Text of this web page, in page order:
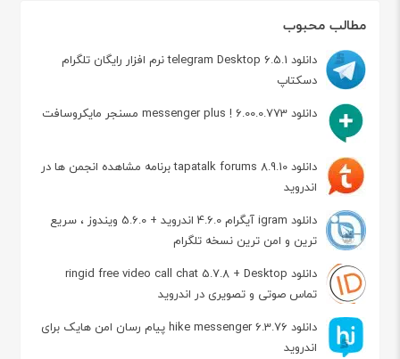
مطالب محبوب
دانلود telegram Desktop 6.5.1 نرم افزار رایگان تلگرام
دسکتاپ
دانلود messenger plus ! 6.00.0.773 مسنجر مایکروسافت
دانلود tapatalk forums 8.9.10 برنامه مشاهده انجمن ها در
اندروید
دانلود igram آیگرام 4.6.0 اندروید + 5.6.0 ویندوز ، سریع
ترین و امن ترین نسخه تلگرام
دانلود ringid free video call chat 5.7.8 + Desktop
تماس صوتی و تصویری در اندروید
دانلود hike messenger 6.3.76 پیام‌ رسان‌ امن هایک برای
اندروید